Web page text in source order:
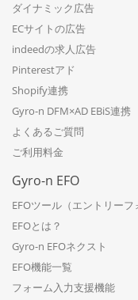
ダイナミック広告
ECサイトの広告
indeedの求人広告
Pinterestアド
Shopify連携
Gyro-n DFM×AD EBiS連携
よくあるご質問
ご利用料金
Gyro-n EFO
EFOツール（エントリーフ
EFOとは？
Gyro-n EFOネクスト
EFO機能一覧
フォーム入力支援機能